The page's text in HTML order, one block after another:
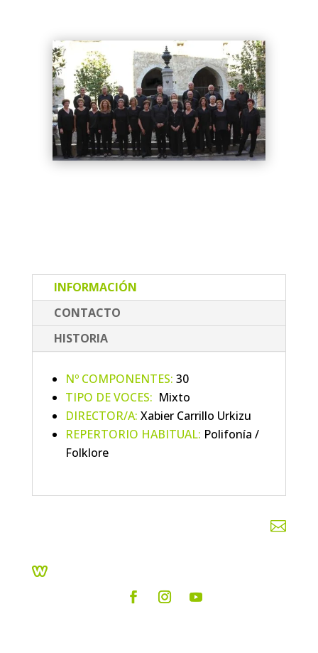
INFORMACIÓN
CONTACTO
HISTORIA
Nº COMPONENTES: 30
TIPO DE VOCES: Mixto
DIRECTOR/A: Xabier Carrillo Urkizu
REPERTORIO HABITUAL: Polifonía /
Folklore

